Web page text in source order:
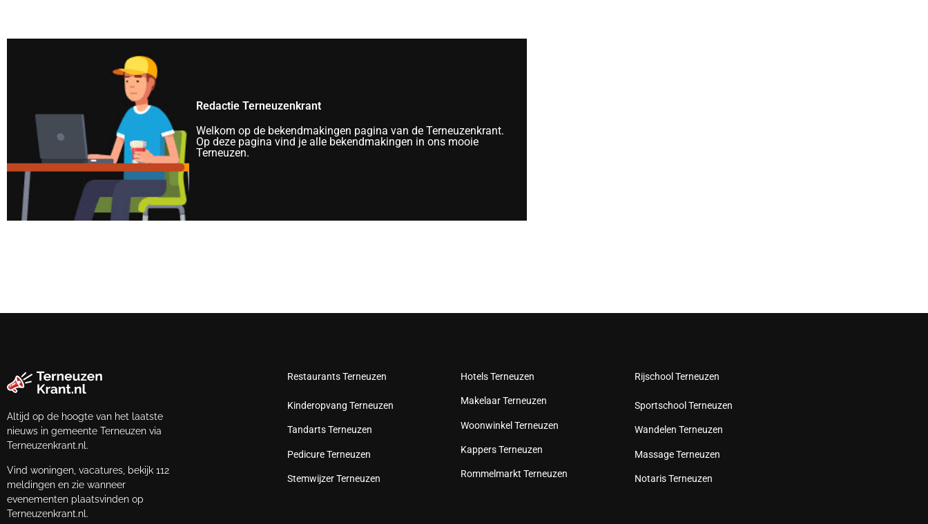
Redactie Terneuzenkrant
Welkom op de bekendmakingen pagina van de Terneuzenkrant.
Op deze pagina vind je alle bekendmakingen in ons mooie
Terneuzen.
Altijd op de hoogte van het laatste
nieuws in gemeente Terneuzen via
Terneuzenkrant.nl.
Vind woningen, vacatures, bekijk 112
meldingen en zie wanneer
evenementen plaatsvinden op
Terneuzenkrant.nl.
Restaurants Terneuzen
Kinderopvang Terneuzen
Tandarts Terneuzen
Pedicure Terneuzen
Stemwijzer Terneuzen
Hotels Terneuzen
Makelaar Terneuzen
Woonwinkel Terneuzen
Kappers Terneuzen
Rommelmarkt Terneuzen
Rijschool Terneuzen
Sportschool Terneuzen
Wandelen Terneuzen
Massage Terneuzen
Notaris Terneuzen